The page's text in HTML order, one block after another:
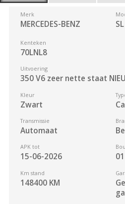
Merk
MERCEDES-BENZ SL
Kenteken
70LNL8
Uitvoering
350 V6 zeer nette staat
Kleur
Zwart
Transmissie
Automaat
APK tot
15-06-2026
Km stand
148400 KM